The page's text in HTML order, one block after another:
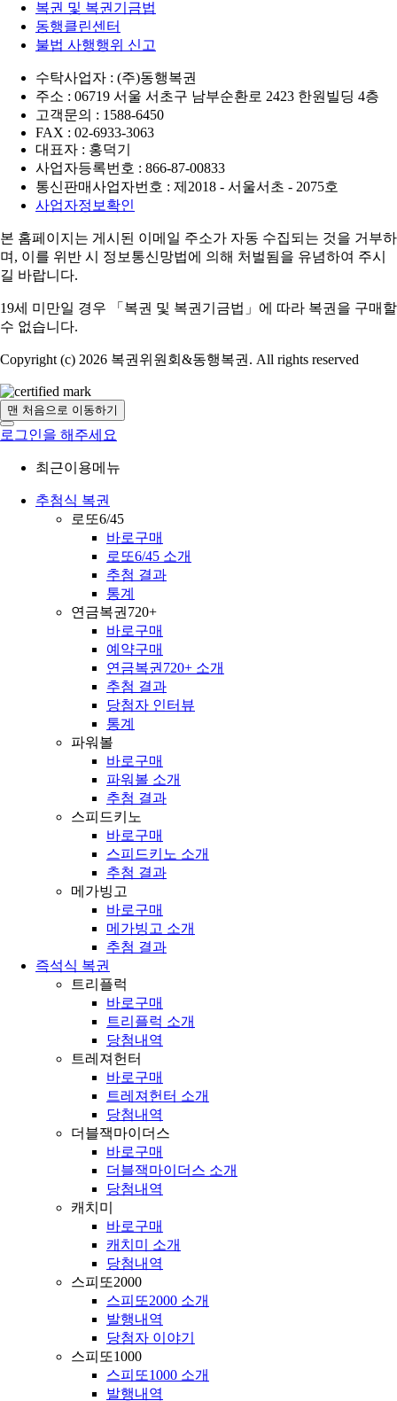
복권 및 복권기금법
동행클린센터
불법 사행행위 신고
수탁사업자 : (주)동행복권
주소 : 06719 서울 서초구 남부순환로 2423 한원빌딩 4층
고객문의 : 1588-6450
FAX : 02-6933-3063
대표자 : 홍덕기
사업자등록번호 : 866-87-00833
통신판매사업자번호 : 제2018 - 서울서초 - 2075호
사업자정보확인
본 홈페이지는 게시된 이메일 주소가 자동 수집되는 것을 거부하
며, 이를 위반 시 정보통신망법에 의해 처벌됨을 유념하여 주시
길 바랍니다.
19세 미만일 경우 「복권 및 복권기금법」에 따라 복권을 구매할
수 없습니다.
Copyright (c) 2026 복권위원회&동행복권. All rights reserved
맨 처음으로 이동하기
로그인을 해주세요
최근이용메뉴
추첨식 복권
로또6/45
바로구매
로또6/45 소개
추첨 결과
통계
연금복권720+
바로구매
예약구매
연금복권720+ 소개
추첨 결과
당첨자 인터뷰
통계
파워볼
바로구매
파워볼 소개
추첨 결과
스피드키노
바로구매
스피드키노 소개
추첨 결과
메가빙고
바로구매
메가빙고 소개
추첨 결과
즉석식 복권
트리플럭
바로구매
트리플럭 소개
당첨내역
트레져헌터
바로구매
트레져헌터 소개
당첨내역
더블잭마이더스
바로구매
더블잭마이더스 소개
당첨내역
캐치미
바로구매
캐치미 소개
당첨내역
스피또2000
스피또2000 소개
발행내역
당첨자 이야기
스피또1000
스피또1000 소개
발행내역